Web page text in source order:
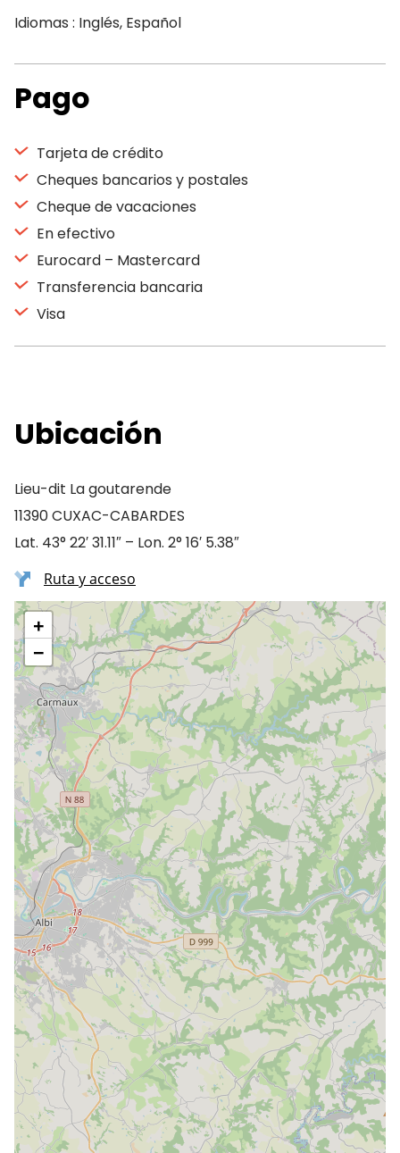
Idiomas : Inglés, Español
Pago
Tarjeta de crédito
Cheques bancarios y postales
Cheque de vacaciones
En efectivo
Eurocard – Mastercard
Transferencia bancaria
Visa
Ubicación
Lieu-dit La goutarende
11390 CUXAC-CABARDES
Lat. 43° 22′ 31.11″ – Lon. 2° 16′ 5.38″
Ruta y acceso
+
−